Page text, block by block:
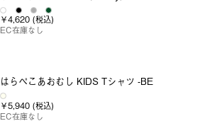
￥4,620 (税込)
EC在庫なし
はらぺこあおむし KIDS Tシャツ -BE
￥5,940 (税込)
EC在庫なし